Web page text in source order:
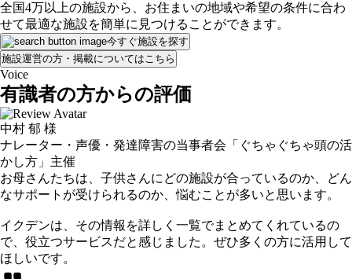
全国4万以上の施設から、お住まいの地域や希望の条件に合わ
せて最適な施設を簡単に見つけることができます。
今すぐ施設を探す
施設運営の方・掲載についてはこちら
Voice
有識者の方からの評価
中村 郁 様
ナレーター・声優・発達障害の当事者会「ぐちゃぐちゃ頭の活
かし方」主催
お母さんたちは、子供さんにどの施設が合っているのか、どん
なサポートが受けられるのか、悩むことが多いと思います。
イクデンは、その情報を詳しく一覧でまとめてくれているの
で、役立つサービスだと感じました。ぜひ多くの方に活用して
ほしいです。